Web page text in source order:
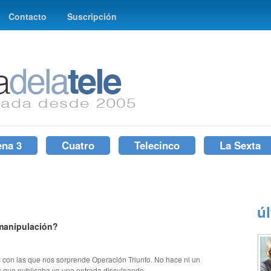
Contacto Suscripción
3 Cuatro Telecinco La Sexta
con las que nos sorprende Operación Triunfo. No hace ni un